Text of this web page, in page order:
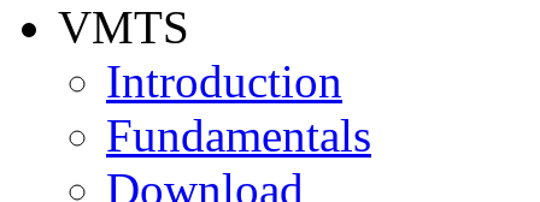
VMTS
Introduction
Fundamentals
Download